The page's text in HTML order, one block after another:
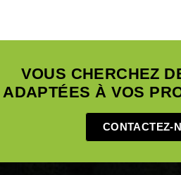
VOUS CHERCHEZ
ADAPTÉES À VOS
CONTACTEZ-